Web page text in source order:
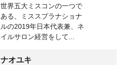
世界五大ミスコンの一つで
ある、ミススプラナショナ
ルの2019年日本代表兼、ネ
イルサロン経営をして...
ナオユキ